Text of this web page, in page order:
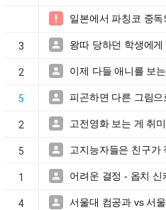
 일본에서 파칭코 중독
3  왕따 당하던 학생에
2  이제 다들 애니를 보
5  피곤하면 다른 그림으
2  고전영화 보는 게 취
5  고지능자들은 친구가
1  어려운 결정 - 옵치 신
4  서울대 컴공과 vs 서